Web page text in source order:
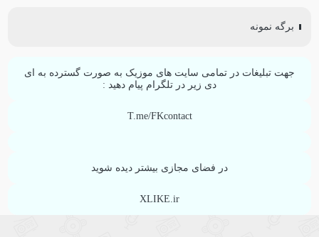
برگه نمونه
جهت تبلیغات در تمامی سایت های موزیک به صورت گسترده به ای
دی زیر در تلگرام پیام دهید :
T.me/FKcontact
در فضای مجازی بیشتر دیده شوید
XLIKE.ir